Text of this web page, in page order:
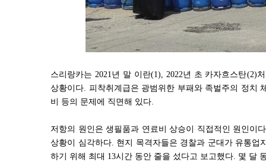
스리랑카는 2021년 말 이란(1), 2022년 초 카자흐스탄(2)
상황이다. 피착취계급은 광범위한 부패와 족벌주의 정치
비 등의 문제에 직면해 있다.
저항의 원인은 생필품과 연료비 상승이 직접적인 원인이다
상황이 심각하다. 현지 목격자들은 경찰과 군대가 유통업
하기 위해 최대 13시간 동안 줄을 섰다고 보고했다. 몇 달